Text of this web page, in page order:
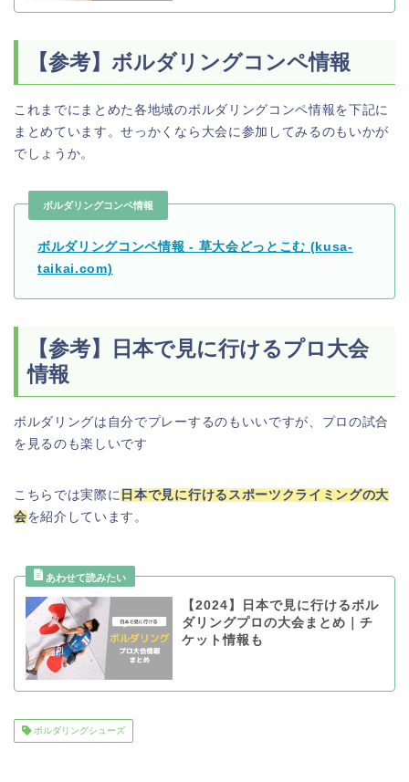
【参考】ボルダリングコンペ情報
これまでにまとめた各地域のボルダリングコンペ情報を下記に
まとめています。せっかくなら大会に参加してみるのもいかが
でしょうか。
ボルダリングコンペ情報
ボルダリングコンペ情報 - 草大会どっとこむ (kusa-
taikai.com)
【参考】日本で見に行けるプロ大会
情報
ボルダリングは自分でプレーするのもいいですが、プロの試合
を見るのも楽しいです
こちらでは実際に 日本で見に行けるスポーツクライミングの大
会を紹介しています。
【2024】日本で見に行けるボル
ダリングプロの大会まとめ｜チ
ケット情報も
ボルダリングシューズ